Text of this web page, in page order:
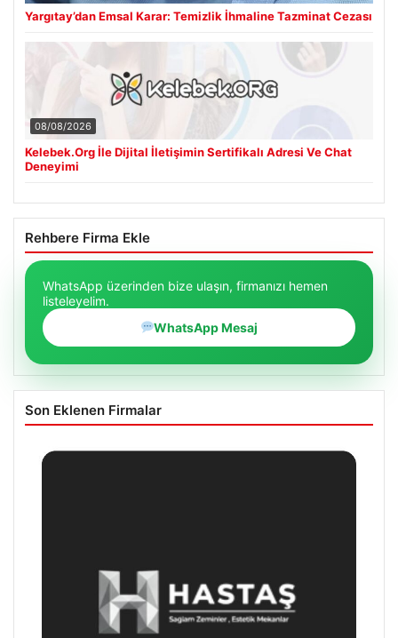
Yargıtay’dan Emsal Karar: Temizlik İhmaline Tazminat Cezası
08/08/2026
Kelebek.Org İle Dijital İletişimin Sertifikalı Adresi Ve Chat
Deneyimi
Rehbere Firma Ekle
WhatsApp üzerinden bize ulaşın, firmanızı hemen
listeleyelim.
WhatsApp Mesaj
Son Eklenen Firmalar